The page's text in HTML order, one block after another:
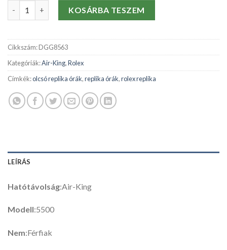
Replika órák Rolex Air-King 5500-34 MM mennyiség
KOSÁRBA TESZEM
Cikkszám:DGG8563
Kategóriák:Air-King,Rolex
Címkék:olcsó replika órák,replika órák,rolex replika
LEÍRÁS
Hatótávolság:Air-King
Modell:5500
Nem:Férfiak